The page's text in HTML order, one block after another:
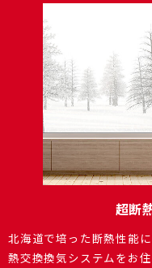
超断
北海道で培った断熱性能
熱交換換気システムをお住